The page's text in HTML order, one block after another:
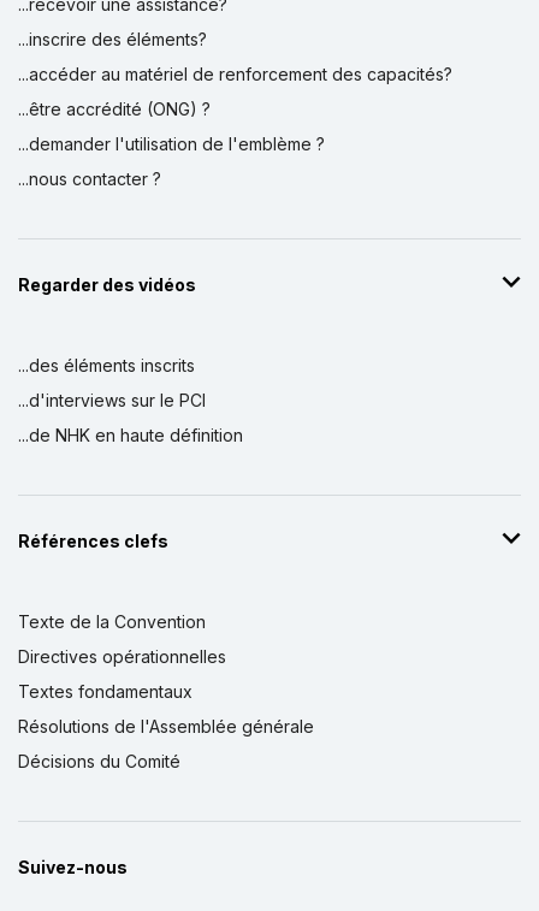
...recevoir une assistance?
...inscrire des éléments?
...accéder au matériel de renforcement des capacités?
...être accrédité (ONG) ?
...demander l'utilisation de l'emblème ?
...nous contacter ?
Regarder des vidéos
...des éléments inscrits
...d'interviews sur le PCI
...de NHK en haute définition
Références clefs
Texte de la Convention
Directives opérationnelles
Textes fondamentaux
Résolutions de l'Assemblée générale
Décisions du Comité
Suivez-nous